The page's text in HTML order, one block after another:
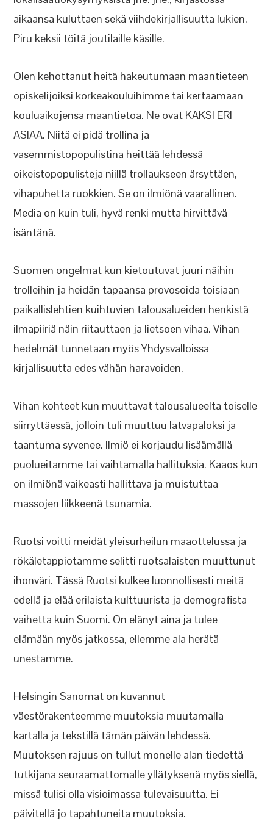
aikaansa kuluttaen sekä viihdekirjallisuutta lukien.
Piru keksii töitä joutilaille käsille.
Olen kehottanut heitä hakeutumaan maantieteen
opiskelijoiksi korkeakouluihimme tai kertaamaan
kouluaikojensa maantietoa. Ne ovat KAKSI ERI
ASIAA. Niitä ei pidä trollina ja
vasemmistopopulistina heittää lehdessä
oikeistopopulisteja niillä trollaukseen ärsyttäen,
vihapuhetta ruokkien. Se on ilmiönä vaarallinen.
Media on kuin tuli, hyvä renki mutta hirvittävä
isäntänä.
Suomen ongelmat kun kietoutuvat juuri näihin
trolleihin ja heidän tapaansa provosoida toisiaan
paikallislehtien kuihtuvien talousalueiden henkistä
ilmapiiriä näin riitauttaen ja lietsoen vihaa. Vihan
hedelmät tunnetaan myös Yhdysvalloissa
kirjallisuutta edes vähän haravoiden.
Vihan kohteet kun muuttavat talousalueelta toiselle
siirryttäessä, jolloin tuli muuttuu latvapaloksi ja
taantuma syvenee. Ilmiö ei korjaudu lisäämällä
puolueitamme tai vaihtamalla hallituksia. Kaaos kun
on ilmiönä vaikeasti hallittava ja muistuttaa
massojen liikkeenä tsunamia.
Ruotsi voitti meidät yleisurheilun maaottelussa ja
rökäletappiotamme selitti ruotsalaisten muuttunut
ihonväri. Tässä Ruotsi kulkee luonnollisesti meitä
edellä ja elää erilaista kulttuurista ja demografista
vaihetta kuin Suomi. On elänyt aina ja tulee
elämään myös jatkossa, ellemme ala herätä
unestamme.
Helsingin Sanomat on kuvannut
väestörakenteemme muutoksia muutamalla
kartalla ja tekstillä tämän päivän lehdessä.
Muutoksen rajuus on tullut monelle alan tiedettä
tutkijana seuraamattomalle yllätyksenä myös siellä,
missä tulisi olla visioimassa tulevaisuutta. Ei
päivitellä jo tapahtuneita muutoksia.